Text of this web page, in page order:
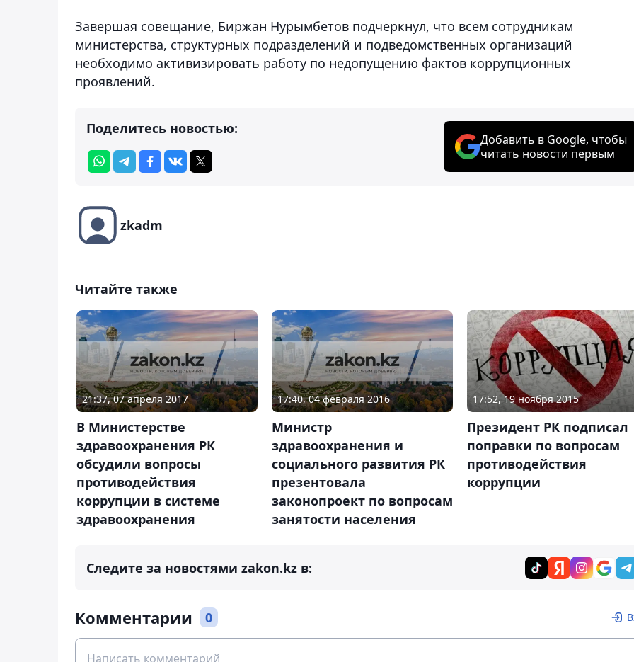
Завершая совещание, Биржан Нурымбетов подчеркнул, что всем сотрудникам
министерства, структурных подразделений и подведомственных организаций
необходимо активизировать работу по недопущению фактов коррупционных
проявлений.
Поделитесь новостью:
Добавить в Google, чтобы
читать новости первым
zkadm
Читайте также
21:37, 07 апреля 2017
В Министерстве
здравоохранения РК
обсудили вопросы
противодействия
коррупции в системе
здравоохранения
17:40, 04 февраля 2016
Министр
здравоохранения и
социального развития РК
презентовала
законопроект по вопросам
занятости населения
17:52, 19 ноября 2015
Президент РК подписал
поправки по вопросам
противодействия
коррупции
Следите за новостями zakon.kz в:
Комментарии 0